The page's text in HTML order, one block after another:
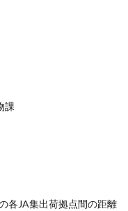
課
各JA集出荷拠点間の距離